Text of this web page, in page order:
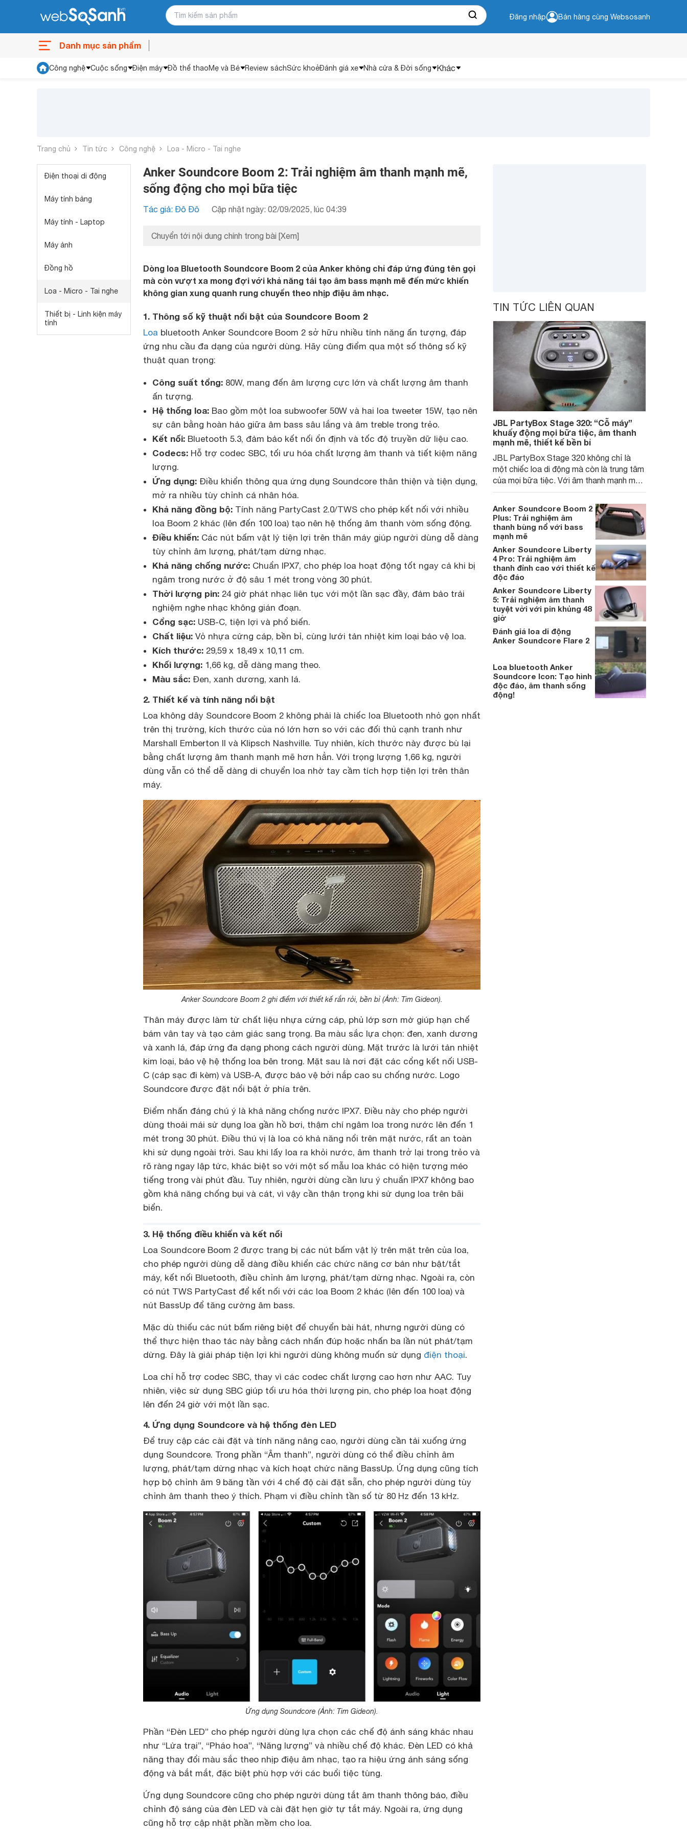
Đăng nhập Bán hàng cùng Websosanh
Danh mục sản phẩm
Công nghệ Cuộc sống Điện máy Đồ thể thaoMẹ và Bé Review sáchSức khoẻĐánh giá xe Nhà cửa & Đời sống Khác
Trang chủ Tin tức Công nghệ Loa - Micro - Tai nghe
Điện thoại di động
Máy tính bảng
Máy tính - Laptop
Máy ảnh
Đồng hồ
Loa - Micro - Tai nghe
Thiết bị - Linh kiện máy
tính
Anker Soundcore Boom 2: Trải nghiệm âm thanh mạnh mẽ,
sống động cho mọi bữa tiệc
Tác giả: Đô Đô Cập nhật ngày: 02/09/2025, lúc 04:39
Chuyển tới nội dung chính trong bài [Xem]
Dòng loa Bluetooth Soundcore Boom 2 của Anker không chỉ đáp ứng đúng tên gọi
mà còn vượt xa mong đợi với khả năng tái tạo âm bass mạnh mẽ đến mức khiến
không gian xung quanh rung chuyển theo nhịp điệu âm nhạc.
1. Thông số kỹ thuật nổi bật của Soundcore Boom 2
Loa bluetooth Anker Soundcore Boom 2 sở hữu nhiều tính năng ấn tượng, đáp
ứng nhu cầu đa dạng của người dùng. Hãy cùng điểm qua một số thông số kỹ
thuật quan trọng:
Công suất tổng: 80W, mang đến âm lượng cực lớn và chất lượng âm thanh
ấn tượng.
Hệ thống loa: Bao gồm một loa subwoofer 50W và hai loa tweeter 15W, tạo nên
sự cân bằng hoàn hảo giữa âm bass sâu lắng và âm treble trong trẻo.
Kết nối: Bluetooth 5.3, đảm bảo kết nối ổn định và tốc độ truyền dữ liệu cao.
Codecs: Hỗ trợ codec SBC, tối ưu hóa chất lượng âm thanh và tiết kiệm năng
lượng.
Ứng dụng: Điều khiển thông qua ứng dụng Soundcore thân thiện và tiện dụng,
mở ra nhiều tùy chỉnh cá nhân hóa.
Khả năng đồng bộ: Tính năng PartyCast 2.0/TWS cho phép kết nối với nhiều
loa Boom 2 khác (lên đến 100 loa) tạo nên hệ thống âm thanh vòm sống động.
Điều khiển: Các nút bấm vật lý tiện lợi trên thân máy giúp người dùng dễ dàng
tùy chỉnh âm lượng, phát/tạm dừng nhạc.
Khả năng chống nước: Chuẩn IPX7, cho phép loa hoạt động tốt ngay cả khi bị
ngâm trong nước ở độ sâu 1 mét trong vòng 30 phút.
Thời lượng pin: 24 giờ phát nhạc liên tục với một lần sạc đầy, đảm bảo trải
nghiệm nghe nhạc không gián đoạn.
Cổng sạc: USB-C, tiện lợi và phổ biến.
Chất liệu: Vỏ nhựa cứng cáp, bền bỉ, cùng lưới tản nhiệt kim loại bảo vệ loa.
Kích thước: 29,59 x 18,49 x 10,11 cm.
Khối lượng: 1,66 kg, dễ dàng mang theo.
Màu sắc: Đen, xanh dương, xanh lá.
2. Thiết kế và tính năng nổi bật
Loa không dây Soundcore Boom 2 không phải là chiếc loa Bluetooth nhỏ gọn nhất
trên thị trường, kích thước của nó lớn hơn so với các đối thủ cạnh tranh như
Marshall Emberton II và Klipsch Nashville. Tuy nhiên, kích thước này được bù lại
bằng chất lượng âm thanh mạnh mẽ hơn hẳn. Với trọng lượng 1,66 kg, người
dùng vẫn có thể dễ dàng di chuyển loa nhờ tay cầm tích hợp tiện lợi trên thân
máy.
Anker Soundcore Boom 2 ghi điểm với thiết kế rắn rỏi, bền bỉ (Ảnh: Tim Gideon).
Thân máy được làm từ chất liệu nhựa cứng cáp, phủ lớp sơn mờ giúp hạn chế
bám vân tay và tạo cảm giác sang trọng. Ba màu sắc lựa chọn: đen, xanh dương
và xanh lá, đáp ứng đa dạng phong cách người dùng. Mặt trước là lưới tản nhiệt
kim loại, bảo vệ hệ thống loa bên trong. Mặt sau là nơi đặt các cổng kết nối USB-
C (cáp sạc đi kèm) và USB-A, được bảo vệ bởi nắp cao su chống nước. Logo
Soundcore được đặt nổi bật ở phía trên.
Điểm nhấn đáng chú ý là khả năng chống nước IPX7. Điều này cho phép người
dùng thoải mái sử dụng loa gần hồ bơi, thậm chí ngâm loa trong nước lên đến 1
mét trong 30 phút. Điều thú vị là loa có khả năng nổi trên mặt nước, rất an toàn
khi sử dụng ngoài trời. Sau khi lấy loa ra khỏi nước, âm thanh trở lại trong trẻo và
rõ ràng ngay lập tức, khác biệt so với một số mẫu loa khác có hiện tượng méo
tiếng trong vài phút đầu. Tuy nhiên, người dùng cần lưu ý chuẩn IPX7 không bao
gồm khả năng chống bụi và cát, vì vậy cần thận trọng khi sử dụng loa trên bãi
biển.
3. Hệ thống điều khiển và kết nối
Loa Soundcore Boom 2 được trang bị các nút bấm vật lý trên mặt trên của loa,
cho phép người dùng dễ dàng điều khiển các chức năng cơ bản như bật/tắt
máy, kết nối Bluetooth, điều chỉnh âm lượng, phát/tạm dừng nhạc. Ngoài ra, còn
có nút TWS PartyCast để kết nối với các loa Boom 2 khác (lên đến 100 loa) và
nút BassUp để tăng cường âm bass.
Mặc dù thiếu các nút bấm riêng biệt để chuyển bài hát, nhưng người dùng có
thể thực hiện thao tác này bằng cách nhấn đúp hoặc nhấn ba lần nút phát/tạm
dừng. Đây là giải pháp tiện lợi khi người dùng không muốn sử dụng điện thoại.
Loa chỉ hỗ trợ codec SBC, thay vì các codec chất lượng cao hơn như AAC. Tuy
nhiên, việc sử dụng SBC giúp tối ưu hóa thời lượng pin, cho phép loa hoạt động
lên đến 24 giờ với một lần sạc.
4. Ứng dụng Soundcore và hệ thống đèn LED
Để truy cập các cài đặt và tính năng nâng cao, người dùng cần tải xuống ứng
dụng Soundcore. Trong phần “Âm thanh”, người dùng có thể điều chỉnh âm
lượng, phát/tạm dừng nhạc và kích hoạt chức năng BassUp. Ứng dụng cũng tích
hợp bộ chỉnh âm 9 băng tần với 4 chế độ cài đặt sẵn, cho phép người dùng tùy
chỉnh âm thanh theo ý thích. Phạm vi điều chỉnh tần số từ 80 Hz đến 13 kHz.
Ứng dụng Soundcore (Ảnh: Tim Gideon).
Phần “Đèn LED” cho phép người dùng lựa chọn các chế độ ánh sáng khác nhau
như “Lửa trại”, “Pháo hoa”, “Năng lượng” và nhiều chế độ khác. Đèn LED có khả
năng thay đổi màu sắc theo nhịp điệu âm nhạc, tạo ra hiệu ứng ánh sáng sống
động và bắt mắt, đặc biệt phù hợp với các buổi tiệc tùng.
Ứng dụng Soundcore cũng cho phép người dùng tắt âm thanh thông báo, điều
chỉnh độ sáng của đèn LED và cài đặt hẹn giờ tự tắt máy. Ngoài ra, ứng dụng
cũng hỗ trợ cập nhật phần mềm cho loa.
TIN TỨC LIÊN QUAN
JBL PartyBox Stage 320: “Cỗ máy”
khuấy động mọi bữa tiệc, âm thanh
mạnh mẽ, thiết kế bền bỉ
JBL PartyBox Stage 320 không chỉ là
một chiếc loa di động mà còn là trung tâm
của mọi bữa tiệc. Với âm thanh mạnh mẽ,
đèn LED sống động và thiết kế cải tiến,
đây là lựa chọn hoàn hảo cho những ai
muốn mang âm nhạc và không khí sôi động
đến bất cứ đâu.
Anker Soundcore Boom 2
Plus: Trải nghiệm âm
thanh bùng nổ với bass
mạnh mẽ
Anker Soundcore Liberty
4 Pro: Trải nghiệm âm
thanh đỉnh cao với thiết kế
độc đáo
Anker Soundcore Liberty
5: Trải nghiệm âm thanh
tuyệt vời với pin khủng 48
giờ
Đánh giá loa di động
Anker Soundcore Flare 2
Loa bluetooth Anker
Soundcore Icon: Tạo hình
độc đáo, âm thanh sống
động!